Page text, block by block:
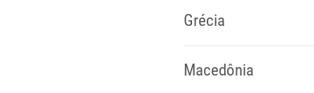
Grécia
Macedônia